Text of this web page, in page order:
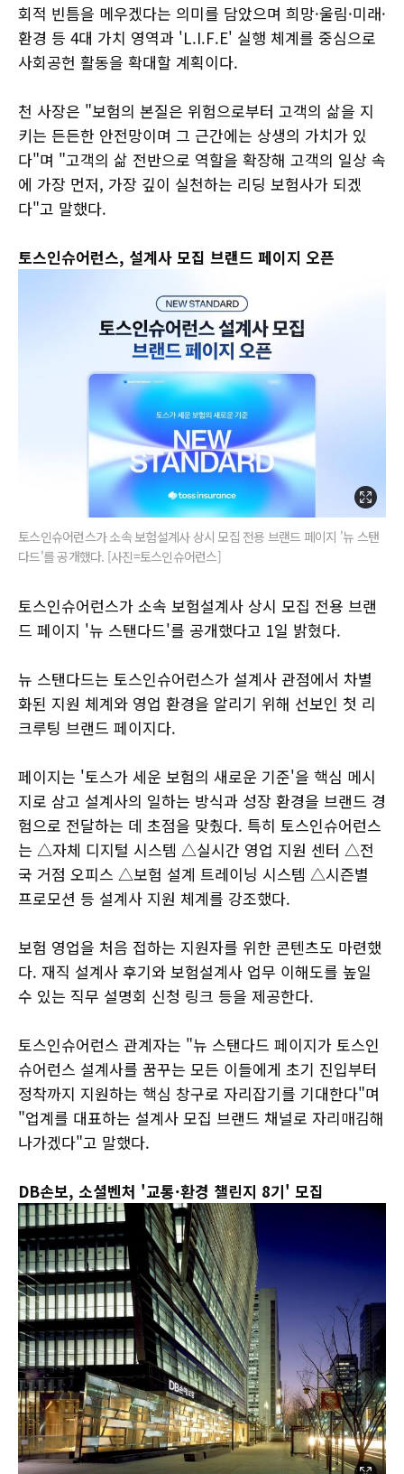
회적 빈틈을 메우겠다는 의미를 담았으며 희망·울림·미래·
환경 등 4대 가치 영역과 'L.I.F.E' 실행 체계를 중심으로
사회공헌 활동을 확대할 계획이다.
천 사장은 "보험의 본질은 위험으로부터 고객의 삶을 지
키는 든든한 안전망이며 그 근간에는 상생의 가치가 있
다"며 "고객의 삶 전반으로 역할을 확장해 고객의 일상 속
에 가장 먼저, 가장 깊이 실천하는 리딩 보험사가 되겠
다"고 말했다.
토스인슈어런스, 설계사 모집 브랜드 페이지 오픈
토스인슈어런스가 소속 보험설계사 상시 모집 전용 브랜드 페이지 '뉴 스탠
다드'를 공개했다. [사진=토스인슈어런스]
토스인슈어런스가 소속 보험설계사 상시 모집 전용 브랜
드 페이지 '뉴 스탠다드'를 공개했다고 1일 밝혔다.
뉴 스탠다드는 토스인슈어런스가 설계사 관점에서 차별
화된 지원 체계와 영업 환경을 알리기 위해 선보인 첫 리
크루팅 브랜드 페이지다.
페이지는 '토스가 세운 보험의 새로운 기준'을 핵심 메시
지로 삼고 설계사의 일하는 방식과 성장 환경을 브랜드 경
험으로 전달하는 데 초점을 맞췄다. 특히 토스인슈어런스
는 △자체 디지털 시스템 △실시간 영업 지원 센터 △전
국 거점 오피스 △보험 설계 트레이닝 시스템 △시즌별
프로모션 등 설계사 지원 체계를 강조했다.
보험 영업을 처음 접하는 지원자를 위한 콘텐츠도 마련했
다. 재직 설계사 후기와 보험설계사 업무 이해도를 높일
수 있는 직무 설명회 신청 링크 등을 제공한다.
토스인슈어런스 관계자는 "뉴 스탠다드 페이지가 토스인
슈어런스 설계사를 꿈꾸는 모든 이들에게 초기 진입부터
정착까지 지원하는 핵심 창구로 자리잡기를 기대한다"며
"업계를 대표하는 설계사 모집 브랜드 채널로 자리매김해
나가겠다"고 말했다.
DB손보, 소셜벤처 '교통·환경 챌린지 8기' 모집